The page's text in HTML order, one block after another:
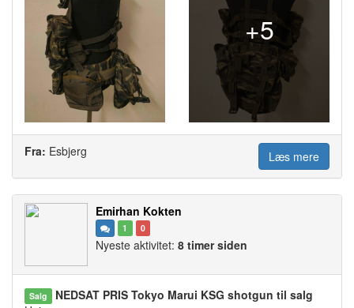
+5
Fra: Esbjerg Læs mere
Emirhan Kokten
1 0
Nyeste aktivitet: 8 timer siden
Salg
NEDSAT PRIS Tokyo Marui KSG shotgun til salg